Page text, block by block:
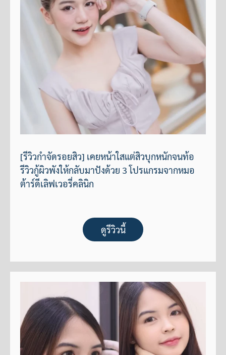
[รีวิวกำจัดรอยสิว] เคยหน้าใสแต่สิวบุกหนักจนท้อ
รีวิวกู้ผิวพังให้กลับมาปังด้วย 3 โปรแกรมจากหมอ
ต้าร์ดีเลิฟเวอรี่คลินิก
ดูรีวิวนี้